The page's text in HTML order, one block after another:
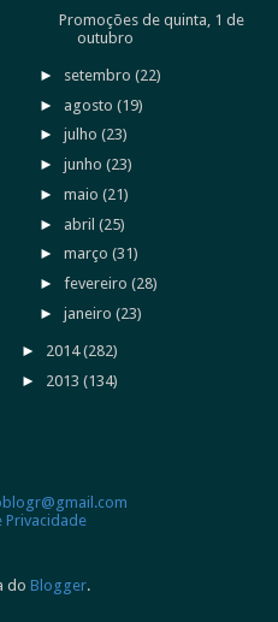
Promoções de quinta, 1 de
outubro
► setembro(22)
► agosto(19)
►julho(23)
►junho(23)
►maio(21)
► abril(25)
►março(31)
►fevereiro(28)
►janeiro(23)
► 2014(282)
► 2013 (134)
Privacidade
do Blogger.